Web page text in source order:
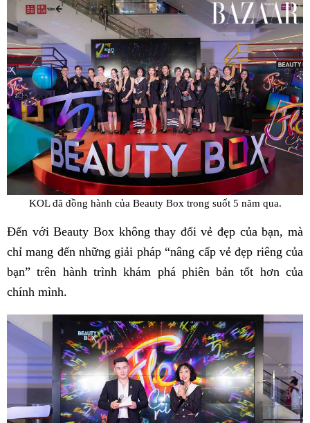
KOL đã đồng hành của Beauty Box trong suốt 5 năm qua.
Đến với Beauty Box không thay đổi vẻ đẹp của bạn, mà
chỉ mang đến những giải pháp “nâng cấp vẻ đẹp riêng của
bạn” trên hành trình khám phá phiên bản tốt hơn của
chính mình.